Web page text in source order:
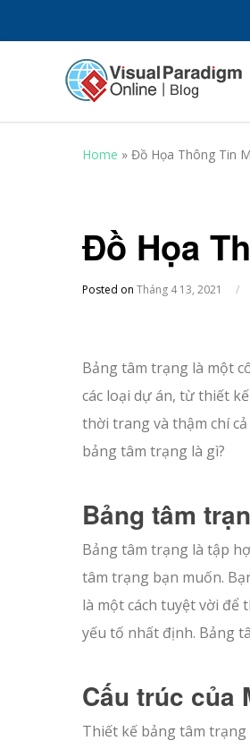
Home » Đồ Họa Thông Tin
Đồ Họa
Posted on Tháng 4 13, 2021 /
Bảng tâm trạng là một
các loại dự án, từ thiết
thời trang và thậm chí
bảng tâm trạng là gì?
Bảng tâm
Bảng tâm trạng là tập
tâm trạng bạn muốn.
là một cách tuyệt vời để
yếu tố nhất định. Bảng
Cấu trúc của
Thiết kế bảng tâm